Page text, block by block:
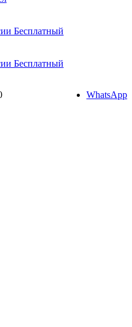
Бесплатный
Бесплатный
WhatsApp